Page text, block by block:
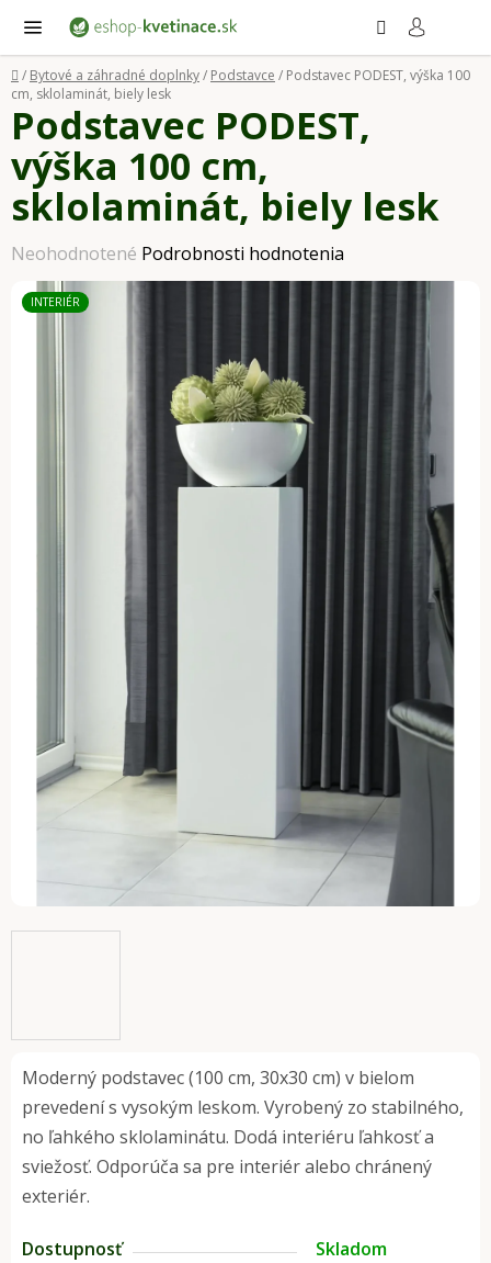
obsah
Domov
/ Bytové a záhradné doplnky/ Podstavce / Podstavec PODEST, výška 100
cm, sklolaminát, biely lesk
Moderný podstavec (100 cm, 30x30 cm) v bielom
prevedení s vysokým leskom. Vyrobený zo stabilného,
no ľahkého sklolaminátu. Dodá interiéru ľahkosť a
sviežosť. Odporúča sa pre interiér alebo chránený
exteriér.
Dostupnosť
Skladom
Podstavec PODEST,
výška 100 cm,
sklolaminát, biely lesk
Priemerné
hodnotenie
produktu
Neohodnotené Podrobnosti hodnotenia
INTERIÉR